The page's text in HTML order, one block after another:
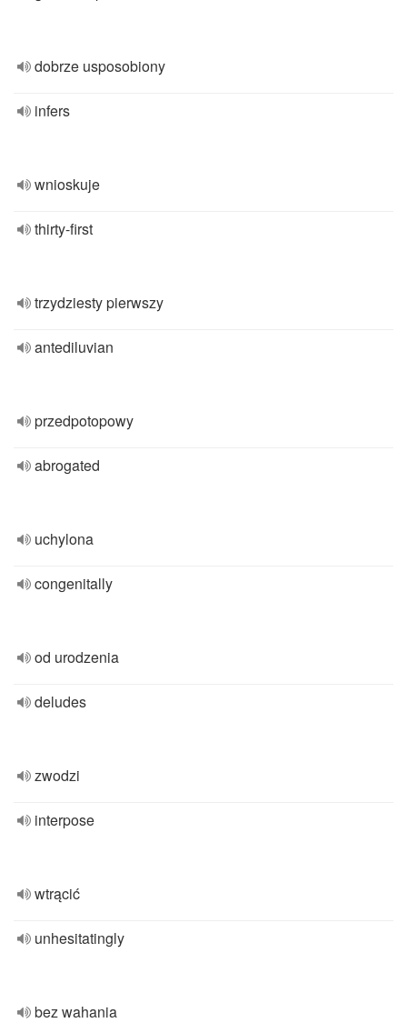
dobrze usposobiony
infers
wnioskuje
thirty-first
trzydziesty pierwszy
antediluvian
przedpotopowy
abrogated
uchylona
congenitally
od urodzenia
deludes
zwodzi
interpose
wtrącić
unhesitatingly
bez wahania